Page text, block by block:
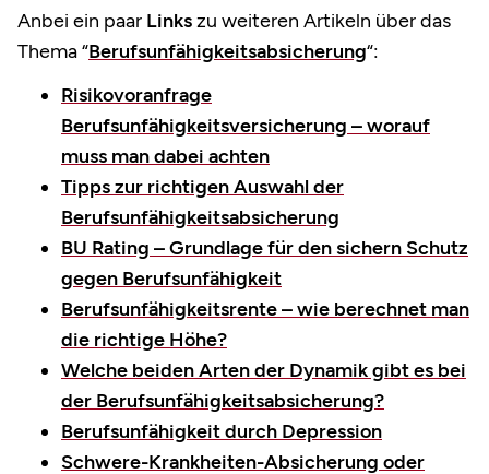
Anbei ein paar Linkszu weiteren Artikeln über das
Thema “Berufsunfähigkeitsabsicherung“:
Risikovoranfrage
Berufsunfähigkeitsversicherung – worauf
muss man dabei achten
Tipps zur richtigen Auswahl der
Berufsunfähigkeitsabsicherung
BU Rating – Grundlage für den sichern Schutz
gegen Berufsunfähigkeit
Berufsunfähigkeitsrente – wie berechnet man
die richtige Höhe?
Welche beiden Arten der Dynamik gibt es bei
der Berufsunfähigkeitsabsicherung?
Berufsunfähigkeit durch Depression
Schwere-Krankheiten-Absicherung oder